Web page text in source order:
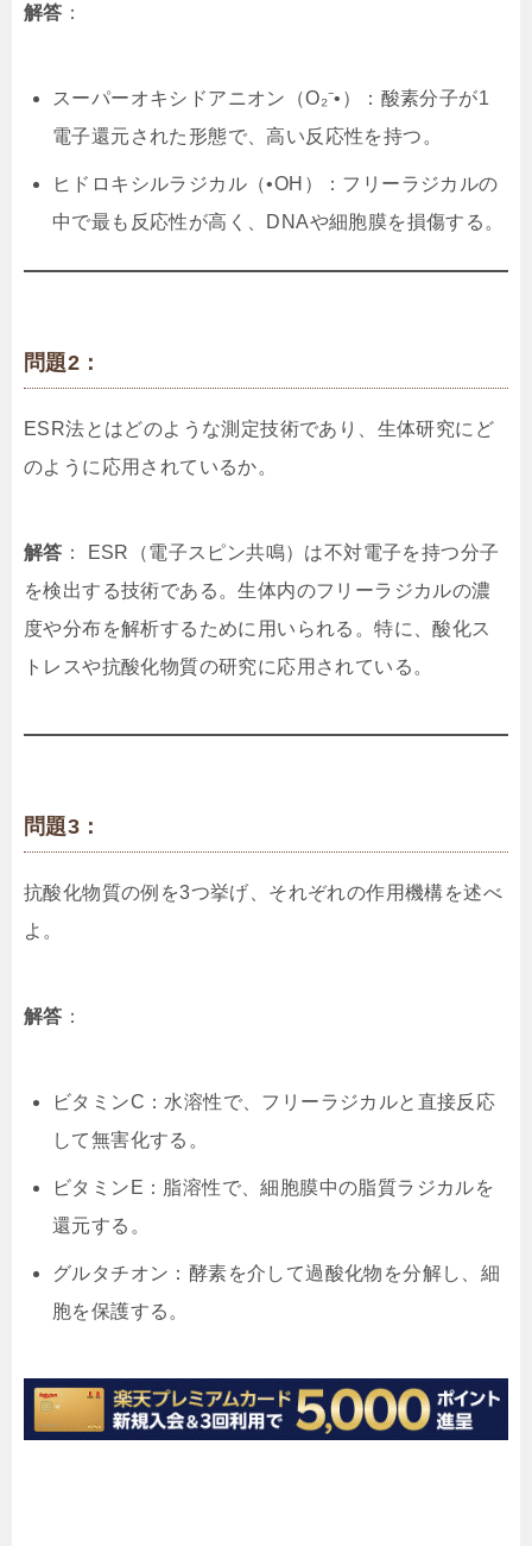
解答 ：
スーパーオキシドアニオン（O₂⁻•）：酸素分子が1
電子還元された形態で、高い反応性を持つ。
ヒドロキシルラジカル（•OH）：フリーラジカルの
中で最も反応性が高く、DNAや細胞膜を損傷する。
問題2：
ESR法とはどのような測定技術であり、生体研究にど
のように応用されているか。
解答 ： ESR（電子スピン共鳴）は不対電子を持つ分子
を検出する技術である。生体内のフリーラジカルの濃
度や分布を解析するために用いられる。特に、酸化ス
トレスや抗酸化物質の研究に応用されている。
問題3：
抗酸化物質の例を3つ挙げ、それぞれの作用機構を述べ
よ。
解答 ：
ビタミンC：水溶性で、フリーラジカルと直接反応
して無害化する。
ビタミンE：脂溶性で、細胞膜中の脂質ラジカルを
還元する。
グルタチオン：酵素を介して過酸化物を分解し、細
胞を保護する。